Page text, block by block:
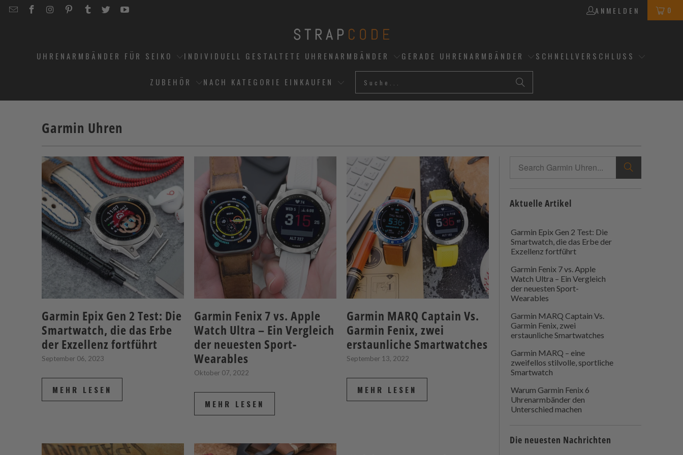
EMAILSTRAPCODE
STRAPCODE
INSTAGRAM
STRAPCODE
PINTEREST
STRAPCODE
STRAPCODE
TWITTER
STRAPCODE
YOUTUBE
ANMELDEN 0
UHRENARMBÄNDER FÜR SEIKO INDIVIDUELL GESTALTETE UHRENARMBÄNDER GERADE UHRENARMBÄNDER SCHNELLVERSCHLUSS
ZUBEHÖR NACH KATEGORIE EINKAUFEN
Garmin Uhren
Garmin Epix Gen 2 Test: Die
Smartwatch, die das Erbe
der Exzellenz fortführt
September 06, 2023
MEHR LESEN
Garmin Fenix 7 vs. Apple
Watch Ultra – Ein Vergleich
der neuesten Sport-
Wearables
Oktober 07, 2022
MEHR LESEN
Garmin MARQ Captain Vs.
Garmin Fenix, zwei
erstaunliche Smartwatches
September 13, 2022
MEHR LESEN
Aktuelle Artikel
Garmin Epix Gen 2 Test: Die
Smartwatch, die das Erbe der
Exzellenz fortführt
Garmin Fenix 7 vs. Apple
Watch Ultra – Ein Vergleich
der neuesten Sport-
Wearables
Garmin MARQ Captain Vs.
Garmin Fenix, zwei
erstaunliche Smartwatches
Garmin MARQ – eine
zweifellos stilvolle, sportliche
Smartwatch
Warum Garmin Fenix 6
Uhrenarmbänder den
Unterschied machen
Die neuesten Nachrichten